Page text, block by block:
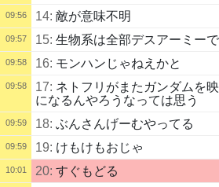
09:56 14: 敵が意味不明
09:57 15: 生物系は全部デスアーミー
09:58 16: モンハンじゃねえかと
09:58 17: ネトフリがまたガンダムを
になるんやろうなっては思う
09:59 18: ぶんさんげーむやってる
09:59 19: けもけもおじゃ
10:01 20: すぐもどる